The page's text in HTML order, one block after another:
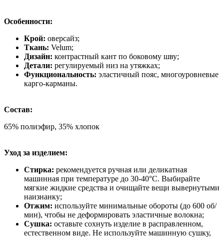
Особенности:
Крой: оверсайз;
Ткань: Velum;
Дизайн: контрастный кант по боковому шву;
Детали: регулируемый низ на утяжках;
Функциональность: эластичный пояс, многоуровневые
карго-карманы.
Состав:
65% полиэфир, 35% хлопок
Уход за изделием:
Стирка: рекомендуется ручная или деликатная
машинная при температуре до 30-40°C. Выбирайте
мягкие жидкие средства и очищайте вещи вывернутыми
наизнанку;
Отжим: используйте минимальные обороты (до 600 об/
мин), чтобы не деформировать эластичные волокна;
Сушка: оставьте сохнуть изделие в расправленном,
естественном виде. Не используйте машинную сушку,